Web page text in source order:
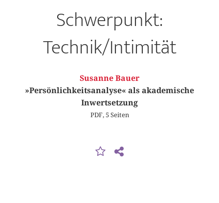
Schwerpunkt:
Technik/Intimität
Susanne Bauer
»Persönlichkeitsanalyse« als akademische
Inwertsetzung
PDF, 5 Seiten